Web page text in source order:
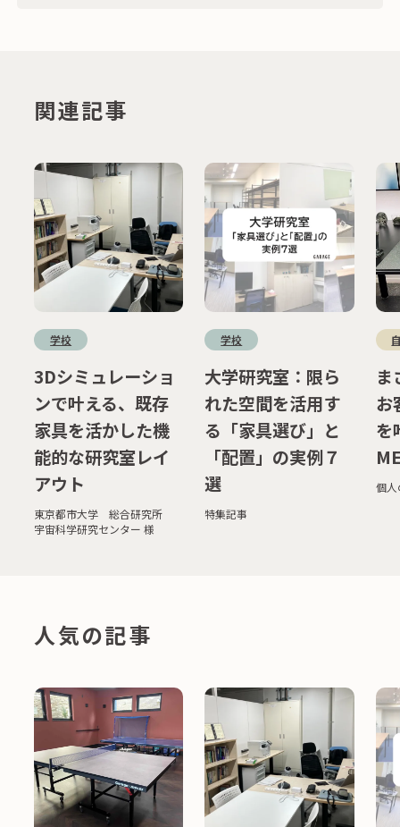
関連記事
学校
3Dシミュレーショ
ンで叶える、既存
家具を活かした機
能的な研究室レイ
アウト
東京都市大学 総合研究所
宇宙科学研究センター 様
学校
大学研究室：限ら
れた空間を活用す
る「家具選び」と
「配置」の実例７
選
特集記事
ま
お
を
個人
人気の記事